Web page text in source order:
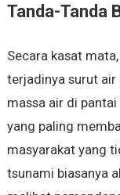
Tanda-Tanda
Secara kasat
terjadinya surut air
massa air di
yang paling
masyarakat yang
tsunami biasanya